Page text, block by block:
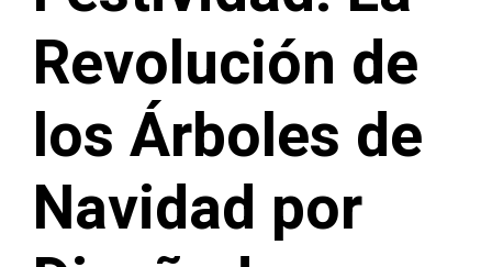
Revolución de
los Árboles de
Navidad por